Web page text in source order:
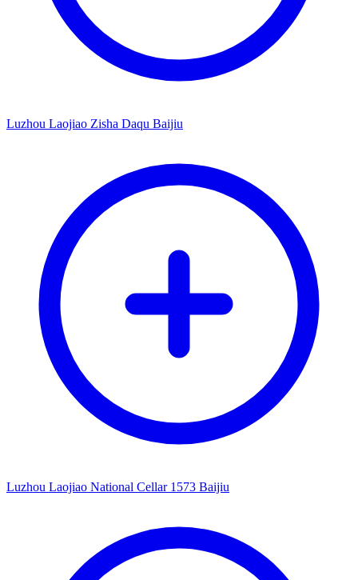
Luzhou Laojiao Zisha Daqu Baijiu
Luzhou Laojiao National Cellar 1573 Baijiu